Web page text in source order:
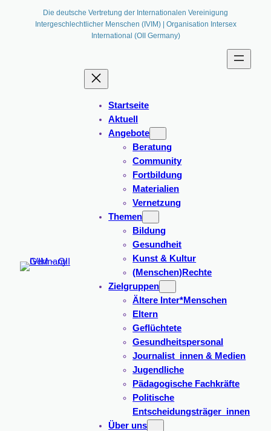
Die deutsche Vertretung der Internationalen Vereinigung
Intergeschlechtlicher Menschen (IVIM) | Organisation Intersex
International (OII Germany)
Startseite
Aktuell
Angebote
Beratung
Community
Fortbildung
Materialien
Vernetzung
Themen
Bildung
Gesundheit
Kunst & Kultur
(Menschen)Rechte
Zielgruppen
Ältere Inter*Menschen
Eltern
Geflüchtete
Gesundheitspersonal
Journalist_innen & Medien
Jugendliche
Pädagogische Fachkräfte
Politische
Entscheidungsträger_innen
Über uns